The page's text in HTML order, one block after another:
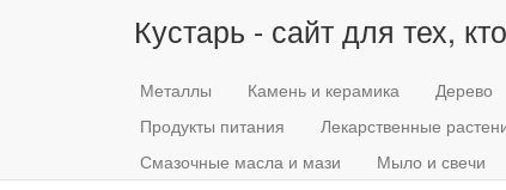
Кустарь - сайт для тех,
Металлы Камень и керамика Дерево
Продукты питания
Лекарственные
Смазочные масла и мази
Мыло и свечи